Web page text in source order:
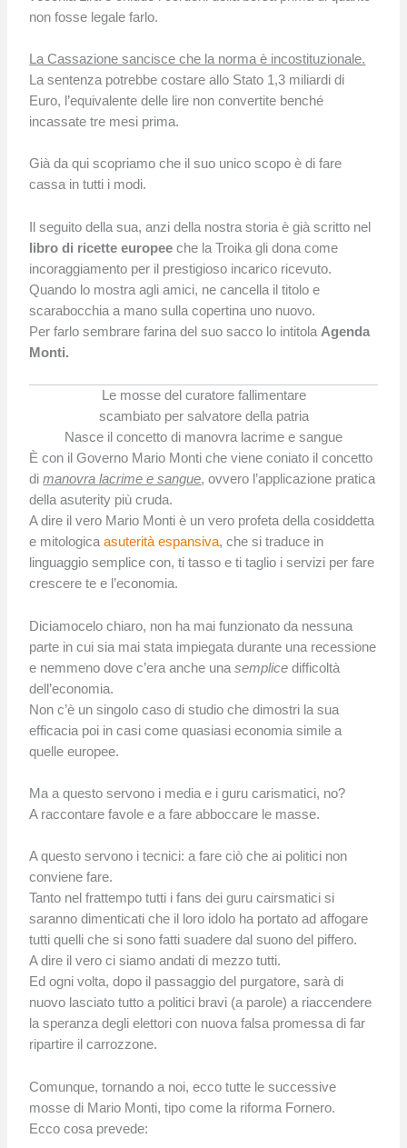
non fosse legale farlo.
La Cassazione sancisce che la norma è incostituzionale.
La sentenza potrebbe costare allo Stato 1,3 miliardi di
Euro, l’equivalente delle lire non convertite benché
incassate tre mesi prima.
Già da qui scopriamo che il suo unico scopo è di fare
cassa in tutti i modi.
Il seguito della sua, anzi della nostra storia è già scritto nel
libro di ricette europee che la Troika gli dona come
incoraggiamento per il prestigioso incarico ricevuto.
Quando lo mostra agli amici, ne cancella il titolo e
scarabocchia a mano sulla copertina uno nuovo.
Per farlo sembrare farina del suo sacco lo intitola Agenda
Monti.
Le mosse del curatore fallimentare
scambiato per salvatore della patria
Nasce il concetto di manovra lacrime e sangue
È con il Governo Mario Monti che viene coniato il concetto
dimanovra lacrime e sangue, ovvero l’applicazione pratica
della asuterity più cruda.
A dire il vero Mario Monti è un vero profeta della cosiddetta
e mitologicaasuterità espansiva, che si traduce in
linguaggio semplice con, ti tasso e ti taglio i servizi per fare
crescere te e l’economia.
Diciamocelo chiaro, non ha mai funzionato da nessuna
parte in cui sia mai stata impiegata durante una recessione
e nemmeno dove c’era anche unasemplice difficoltà
dell’economia.
Non c’è un singolo caso di studio che dimostri la sua
efficacia poi in casi come quasiasi economia simile a
quelle europee.
Ma a questo servono i media e i guru carismatici, no?
A raccontare favole e a fare abboccare le masse.
A questo servono i tecnici: a fare ciò che ai politici non
conviene fare.
Tanto nel frattempo tutti i fans dei guru cairsmatici si
saranno dimenticati che il loro idolo ha portato ad affogare
tutti quelli che si sono fatti suadere dal suono del piffero.
A dire il vero ci siamo andati di mezzo tutti.
Ed ogni volta, dopo il passaggio del purgatore, sarà di
nuovo lasciato tutto a politici bravi (a parole) a riaccendere
la speranza degli elettori con nuova falsa promessa di far
ripartire il carrozzone.
Comunque, tornando a noi, ecco tutte le successive
mosse di Mario Monti, tipo come la riforma Fornero.
Ecco cosa prevede: